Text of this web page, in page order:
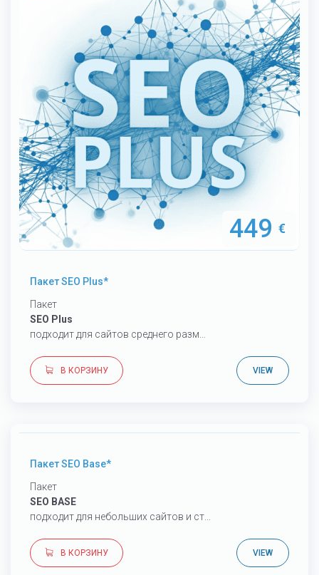
449 €
Пакет SEO Plus*
Пакет
SEO Plus
подходит для сайтов среднего разм...
В КОРЗИНУ VIEW
Пакет SEO Base*
Пакет
SEO BASE
подходит для небольших сайтов и ст...
В КОРЗИНУ VIEW